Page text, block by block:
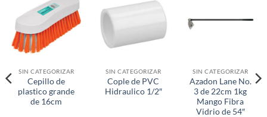
SIN CATEGORIZAR
Cepillo de
plastico grande
de 16cm
SIN CATEGORIZAR
Cople de PVC
Hidraulico 1/2″
SIN CATEGORIZAR
Azadon Lane No.
3 de 22cm 1kg
Mango Fibra
Vidrio de 54″